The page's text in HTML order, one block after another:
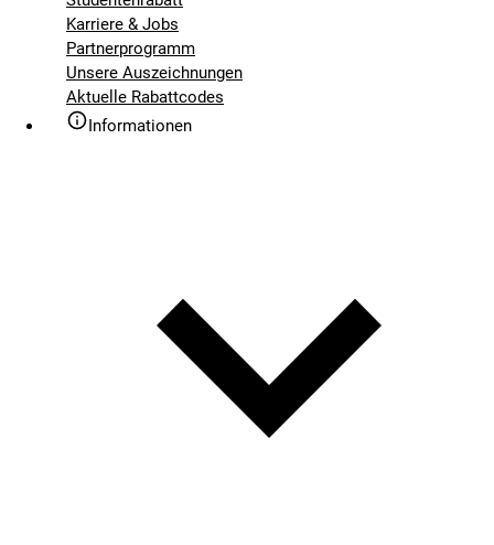
Karriere & Jobs
Partnerprogramm
Unsere Auszeichnungen
Aktuelle Rabattcodes
Informationen